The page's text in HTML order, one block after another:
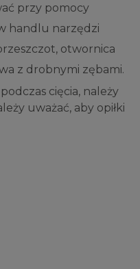
przy pomocy
handlu narzędzi
otwornica
z drobnymi zębami.
cięcia, należy
uważać, aby opiłki